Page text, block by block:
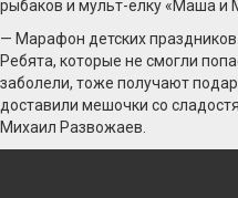
рыбаков и мульт-ёлку «Маша и
— Марафон детских
Ребята, которые не смогли
заболели, тоже получают
доставили мешочки со
Михаил Развожаев.